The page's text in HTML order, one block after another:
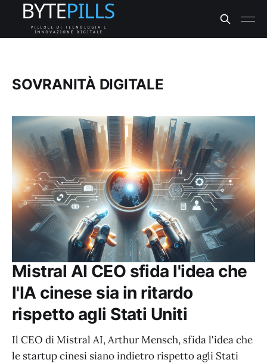
SOVRANITÀ DIGITALE
Mistral AI CEO sfida l'idea che
l'IA cinese sia in ritardo
rispetto agli Stati Uniti
Il CEO di Mistral AI, Arthur Mensch, sfida l'idea che
le startup cinesi siano indietro rispetto agli Stati